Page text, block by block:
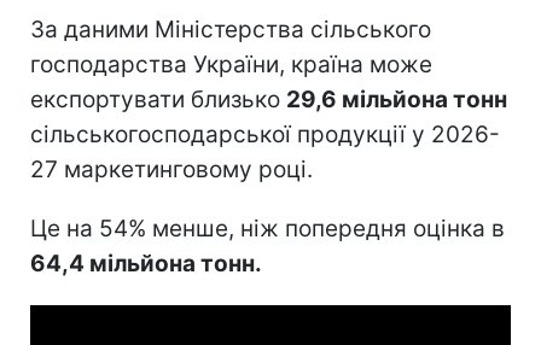
За даними Міністерства сільського
господарства України, країна може
експортувати близько 29,6 мільйона тонн
сільськогосподарської продукції у 2026-
27 маркетинговому році.
Це на 54% менше, ніж попередня оцінка в
64,4 мільйона тонн.